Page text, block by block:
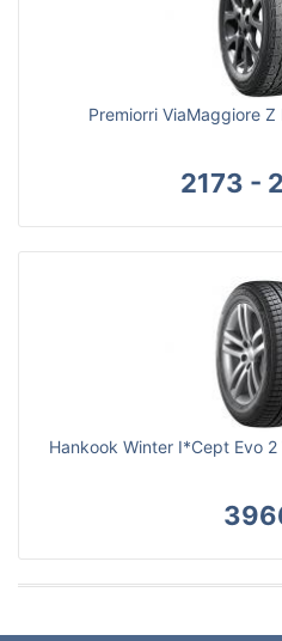
Premiorri ViaMaggiore
2173 -
Hankook Winter I*Cept Evo